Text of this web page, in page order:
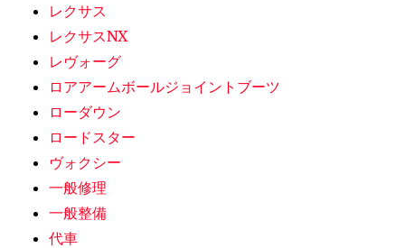
レクサス
レクサスNX
レヴォーグ
ロアアームボールジョイントブーツ
ローダウン
ロードスター
ヴォクシー
一般修理
一般整備
代車